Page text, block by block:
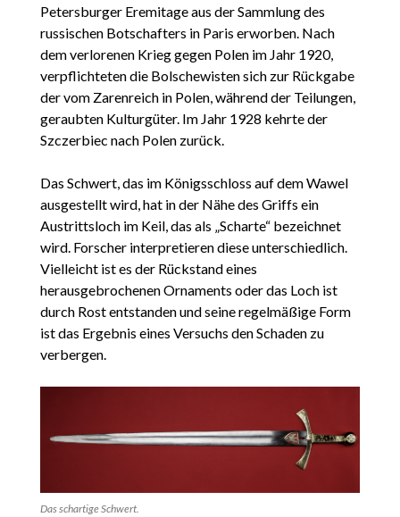
Petersburger Eremitage aus der Sammlung des
russischen Botschafters in Paris erworben. Nach
dem verlorenen Krieg gegen Polen im Jahr 1920,
verpflichteten die Bolschewisten sich zur Rückgabe
der vom Zarenreich in Polen, während der Teilungen,
geraubten Kulturgüter. Im Jahr 1928 kehrte der
Szczerbiec nach Polen zurück.
Das Schwert, das im Königsschloss auf dem Wawel
ausgestellt wird, hat in der Nähe des Griffs ein
Austrittsloch im Keil, das als „Scharte“ bezeichnet
wird. Forscher interpretieren diese unterschiedlich.
Vielleicht ist es der Rückstand eines
herausgebrochenen Ornaments oder das Loch ist
durch Rost entstanden und seine regelmäßige Form
ist das Ergebnis eines Versuchs den Schaden zu
verbergen.
Das schartige Schwert.